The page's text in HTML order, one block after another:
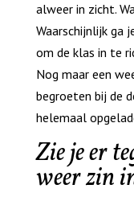
alweer in zicht.
Waarschijnlijk ga
om de klas in te
Nog maar een
begroeten bij de
helemaal
Zie je er
weer zin